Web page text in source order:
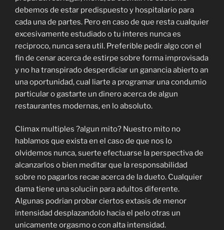
debemos de estar predispuesto y hospitalario para
cada una de partes. Pero en caso de que resta cualquier
excesivamente estudiado o tu interes nunca es
reciproco, nunca sera util. Preferible pedir algo con el
fin de cenar acerca de estirpe sobre forma improvisada
y no ha transpirado desperdiciar un ganancia abierto an
una oportunidad, cual liarte a programar una condumio
particular o gastarte un dinero acerca de algun
restaurantes modernas, en lo absoluto.
Climax multiples ?algun mito? Nuestro mito no
hablamos que exista en el caso de que nos lo
olvidemos nunca, suerte efectuarse la perspectiva de
alcanzarlos o bien meditar que la responsabilidad
sobre no pagarlos recae acerca de la dueto. Cualquier
dama tiene una soluciin para adultos diferente.
Algunas podrian probar ciertos extasis de menor
intensidad desplazandolo hacia el pelo otras un
unicamente orgasmo o con alta intensidad.